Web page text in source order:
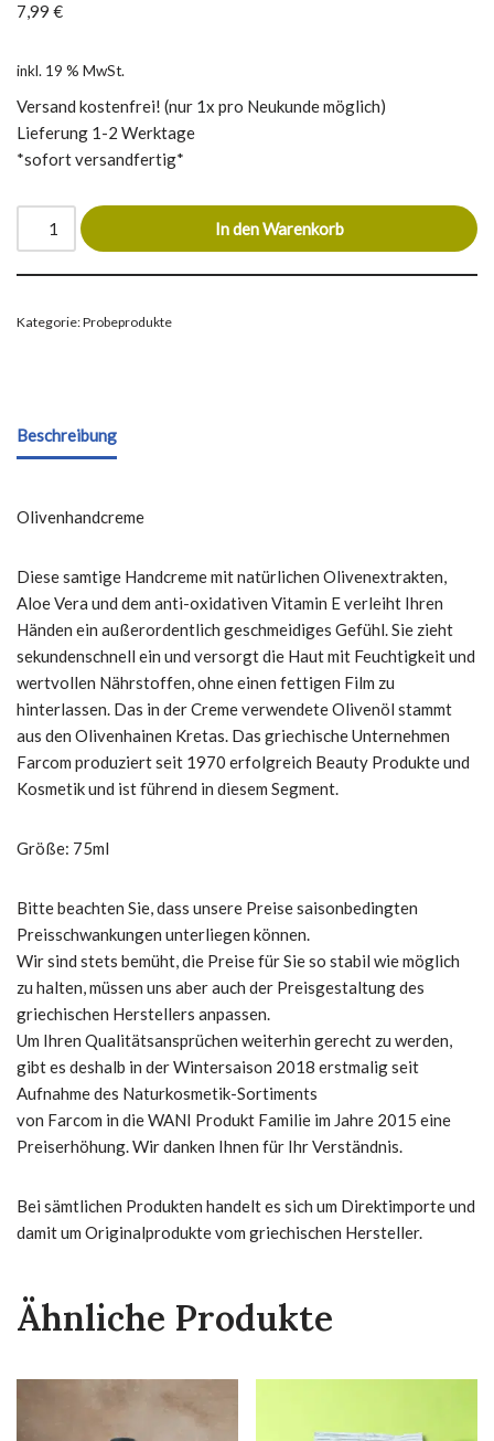
7,99 €
inkl. 19 % MwSt.
Versand kostenfrei! (nur 1x pro Neukunde möglich)
Lieferung 1-2 Werktage
*sofort versandfertig*
In den Warenkorb
Kategorie:Probeprodukte
Beschreibung
Olivenhandcreme
Diese samtige Handcreme mit natürlichen Olivenextrakten,
Aloe Vera und dem anti-oxidativen Vitamin E verleiht Ihren
Händen ein außerordentlich geschmeidiges Gefühl. Sie zieht
sekundenschnell ein und versorgt die Haut mit Feuchtigkeit und
wertvollen Nährstoffen, ohne einen fettigen Film zu
hinterlassen. Das in der Creme verwendete Olivenöl stammt
aus den Olivenhainen Kretas. Das griechische Unternehmen
Farcom produziert seit 1970 erfolgreich Beauty Produkte und
Kosmetik und ist führend in diesem Segment.
Größe: 75ml
Bitte beachten Sie, dass unsere Preise saisonbedingten
Preisschwankungen unterliegen können.
Wir sind stets bemüht, die Preise für Sie so stabil wie möglich
zu halten, müssen uns aber auch der Preisgestaltung des
griechischen Herstellers anpassen.
Um Ihren Qualitätsansprüchen weiterhin gerecht zu werden,
gibt es deshalb in der Wintersaison 2018 erstmalig seit
Aufnahme des Naturkosmetik-Sortiments
von Farcom in die WANI Produkt Familie im Jahre 2015 eine
Preiserhöhung. Wir danken Ihnen für Ihr Verständnis.
Bei sämtlichen Produkten handelt es sich um Direktimporte und
damit um Originalprodukte vom griechischen Hersteller.
Ähnliche Produkte